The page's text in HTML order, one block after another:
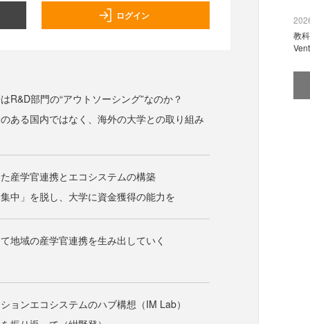
ログイン
R&D部門の“アウトソーシング”なのか？
ある国内ではなく、海外の大学との取り組み
産学官連携とエコシステムの構築
中」を脱し、大学に資金獲得の能力を
地域の産学官連携を生み出していく
ョンエコシステムのハブ構想（IM Lab）
教